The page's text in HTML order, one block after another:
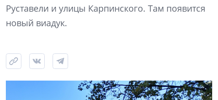
Руставели и улицы Карпинского. Там появится
новый виадук.